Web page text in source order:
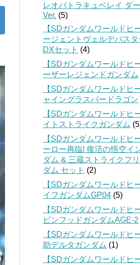
レオパトラキュベレイ ダ
Ver. (5)
【SDガンダムワールドヒ
ージェントヴェルデバス
DXセット (4)
【SDガンダムワールドヒ
ーザーレジェンドガンダム
【SDガンダムワールドヒ
ャイングラスパードラゴン
【SDガンダムワールドヒ
イトストライクガンダム
【SDガンダムワールドヒ
ーロー再臨! 復活の悟空イ
ダム & 三蔵ストライクフ
ダム セット (2)
【SDガンダムワールドヒ
イフガンダムGP04 (5)
【SDガンダムワールドヒ
ビンフッドガンダムAGE-2
【SDガンダムワールドヒ
助デルタガンダム (1)
【SDガンダムワールドヒ